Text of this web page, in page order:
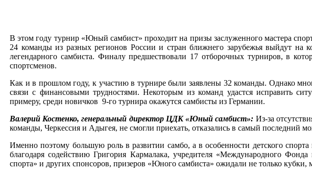
В этом году турнир «Юный самбист» проходит на призы заслуженного мастера
24 команды из разных регионов России и стран ближнего зарубежья выйдут на
легендарного самбиста. Финалу предшествовали 17 отборочных турниров, в
спортсменов.
Как и в прошлом году, к участию в турнире были заявлены 32 команды. Однако
связи с финансовыми трудностями. Некоторым из команд удастся исправить
примеру, среди новичков 9-го турнира окажутся самбисты из Германии.
Валерий Костенко, генеральный директор ЦДК «Юный самбист»: Из-за
команды, Черкессия и Адыгея, не смогли приехать, отказались в самый последний
Именно поэтому большую роль в развитии самбо, а в особенности детского спорта
благодаря содействию Григория Кармалака, учредителя «Международного
спорта» и других спонсоров, призеров «Юного самбиста» ожидали не только кубки,